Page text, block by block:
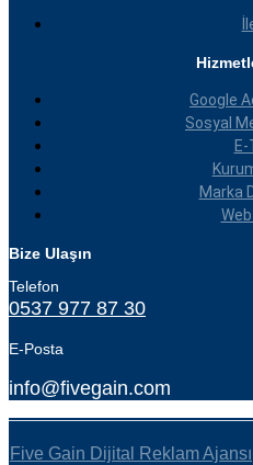
Google
Sosyal
Marka
Bize Ulaşın
Telefon
0537 977 87 30
E-Posta
info@fivegain.com
Five Gain Dijital Reklam Ajansı